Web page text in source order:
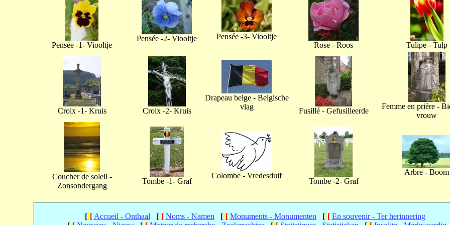
Pensée -1- Viooltje
Pensée -2- Viooltje
Pensée -3- Viooltje
Rose - Roos
Tulipe - Tulp
Croix -1- Kruis Croix -2- Kruis
Drapeau belge - Belgische
vlag
Fusillé - Gefusilleerde
Femme en prière -
vrouw
Coucher de soleil -
Zonsondergang
Tombe -1- Graf
Colombe - Vredesduif
Tombe -2- Graf
Arbre - Boom
[[[ Accueil - Onthaal [[[ Noms - Namen [[[ Monuments - Monumenten [[[ En souvenir - Ter herinnering